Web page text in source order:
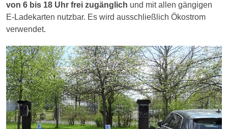
von 6 bis 18 Uhr frei zugänglich und mit allen gängigen
E-Ladekarten nutzbar. Es wird ausschließlich Ökostrom
verwendet.